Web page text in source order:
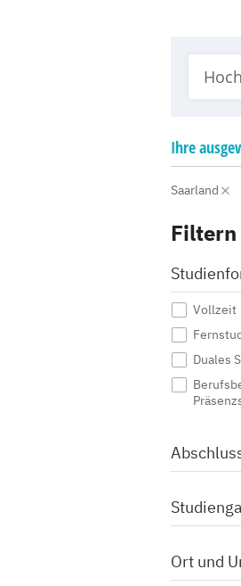
Ihre
Saarland
Filtern
Vollzeit
Duales
Ort und